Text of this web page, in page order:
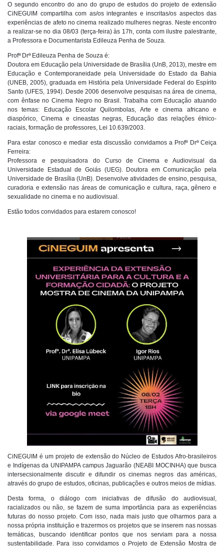
O segundo encontro do ano do grupo de estudos do projeto de extensão
CiNEGUIM compartilha com as/os integrantes e inscritas/os aspectos das
experiências de afeto no cinema realizado mulheres negras. Neste encontro
a realizar-se no dia 08/03 (terça-feira) às 17h, conta com ilustre palestrante,
a Professora e Documentarista Edileuza Penha de Souza.
Profª Drª Edileuza Penha de Souza é:
Doutora em Educação pela Universidade de Brasília (UnB, 2013), mestre em
Educação e Contemporaneidade pela Universidade do Estado da Bahia
(UNEB, 2005), graduada em História pela Universidade Federal do Espírito
Santo (UFES, 1994). Desde 2006 desenvolve pesquisas na área de cinema,
com ênfase no Cinema Negro no Brasil. Trabalha com Educação atuando
nos temas: Educação Escolar Quilombolas, Arte e cinema africano e
diaspórico, Cinema e cineastas negras, Educação das relações étnico-
raciais, formação de professores, Lei 10.639/2003.
Para estar conosco e mediar esta discussão convidamos a Profª Drª Ceiça
Ferreira:
Professora e pesquisadora do Curso de Cinema e Audiovisual da
Universidade Estadual de Goiás (UEG). Doutora em Comunicação pela
Universidade de Brasília (UnB). Desenvolve atividades de ensino, pesquisa,
curadoria e extensão nas áreas de comunicação e cultura, raça, gênero e
sexualidade no cinema e no audiovisual.
Estão todos convidados para estarem conosco!
CiNEGUIM é um projeto de extensão do Núcleo de Estudos Afro-brasileiros
e Indígenas da UNIPAMPA campus Jaguarão (NEABI MOCINHA) que busca
intersecsionalmente discutir e difundir os cinemas negros das américas,
através do grupo de estudos, oficinas, publicações e outros meios de mídias.
Desta forma, o diálogo com iniciativas de difusão do audiovisual,
racializados ou não, se fazem de suma importância para as experiências
futuras do nosso projeto. Com isso, nada mais justo que olharmos para a
nossa própria instituição e trazermos os projetos que se inserem nas nossas
temáticas, buscando identificar pontos que nos serviam para a nossa
sustentabilidade. Para isso convidamos o Projeto de Extensão Mostra de